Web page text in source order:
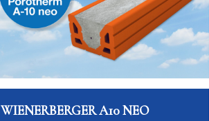
WIENERBERGER A10 NEO